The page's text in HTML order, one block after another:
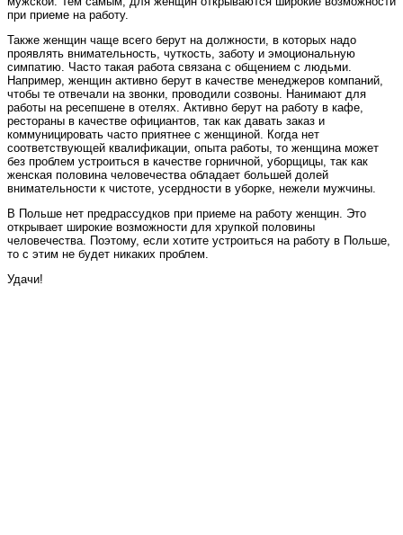
при приеме на работу.
Также женщин чаще всего берут на должности, в которых надо
проявлять внимательность, чуткость, заботу и эмоциональную
симпатию. Часто такая работа связана с общением с людьми.
Например, женщин активно берут в качестве менеджеров компаний,
чтобы те отвечали на звонки, проводили созвоны. Нанимают для
работы на ресепшене в отелях. Активно берут на работу в кафе,
рестораны в качестве официантов, так как давать заказ и
коммуницировать часто приятнее с женщиной. Когда нет
соответствующей квалификации, опыта работы, то женщина может
без проблем устроиться в качестве горничной, уборщицы, так как
женская половина человечества обладает большей долей
внимательности к чистоте, усердности в уборке, нежели мужчины.
В Польше нет предрассудков при приеме на работу женщин. Это
открывает широкие возможности для хрупкой половины
человечества. Поэтому, если хотите устроиться на работу в Польше,
то с этим не будет никаких проблем.
Удачи!